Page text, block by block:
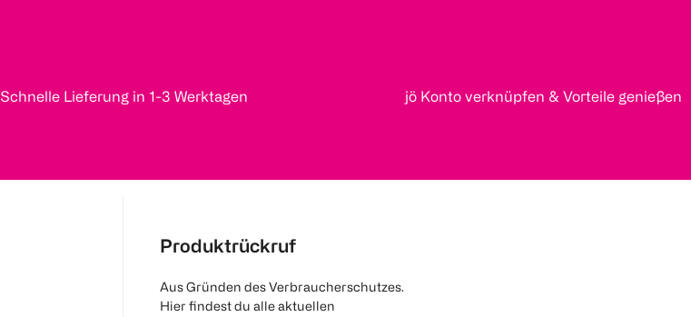
Schnelle Lieferung in 1-3 Werktagen jö Konto verknüpfen & Vorteile genießen
Produktrückruf
Aus Gründen des Verbraucherschutzes.
Hier findest du alle aktuellen